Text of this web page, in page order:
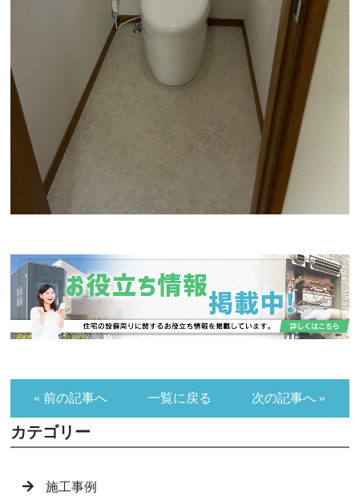
« 前の記事へ 一覧に戻る 次の記事へ »
カテゴリー
施工事例